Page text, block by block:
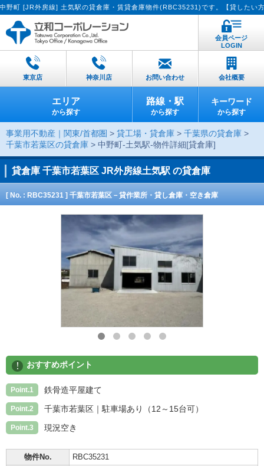
房線] 土気駅の貸倉庫・賃貸倉庫物件(RBC35231)です。【貸したい方へ：簡易
会員ページ
LOGIN
東京店 神奈川店 お問い合わせ 会社概要
エリア
から探す
路線・駅
から探す
キーワード
から探す
事業用不動産｜関東/首都圏 > 貸工場・貸倉庫 > 千葉県の貸倉庫 >
千葉市若葉区の貸倉庫 > 中野町-土気駅-物件詳細[貸倉庫]
貸倉庫 千葉市若葉区 JR外房線土気駅 の貸倉庫
[ No. : RBC35231 ] 千葉市若葉区－貸作業所・貸し倉庫・空き倉庫
! おすすめポイント
Point.1 鉄骨造平屋建て
Point.2 千葉市若葉区｜駐車場あり（12～15台可）
Point.3 現況空き
物件No.
RBC35231